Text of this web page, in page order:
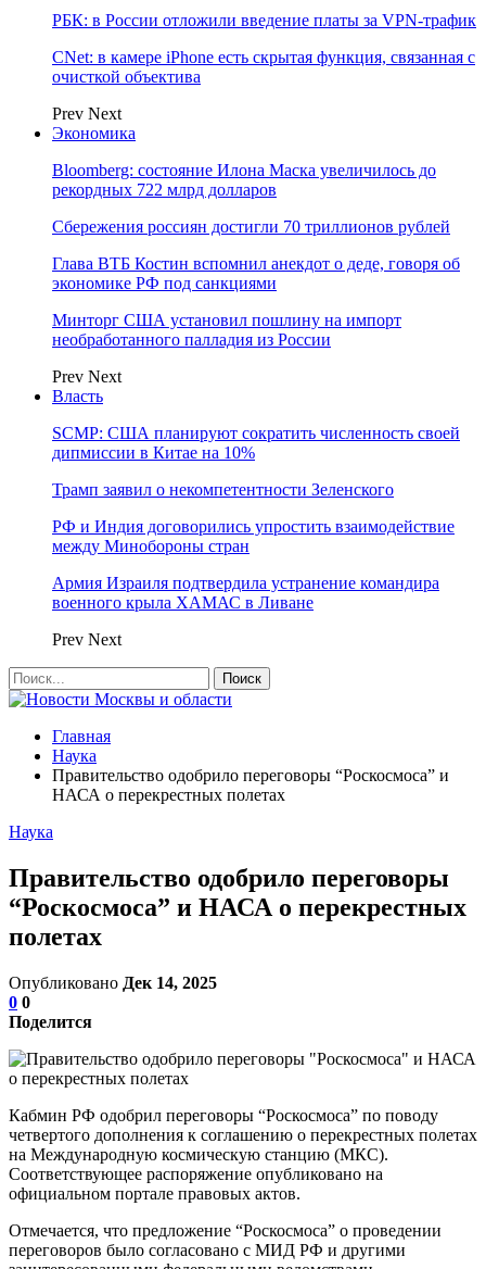
РБК: в России отложили введение платы за VPN-трафик
CNet: в камере iPhone есть скрытая функция, связанная с
очисткой объектива
Prev Next
Экономика
Bloomberg: состояние Илона Маска увеличилось до
рекордных 722 млрд долларов
Сбережения россиян достигли 70 триллионов рублей
Глава ВТБ Костин вспомнил анекдот о деде, говоря об
экономике РФ под санкциями
Минторг США установил пошлину на импорт
необработанного палладия из России
Prev Next
Власть
SCMP: США планируют сократить численность своей
дипмиссии в Китае на 10%
Трамп заявил о некомпетентности Зеленского
РФ и Индия договорились упростить взаимодействие
между Минобороны стран
Армия Израиля подтвердила устранение командира
военного крыла ХАМАС в Ливане
Prev Next
Главная
Наука
Правительство одобрило переговоры “Роскосмоса” и
НАСА о перекрестных полетах
Наука
Правительство одобрило переговоры
“Роскосмоса” и НАСА о перекрестных
полетах
Опубликовано Дек 14, 2025
0 0
Поделится
Кабмин РФ одобрил переговоры “Роскосмоса” по поводу
четвертого дополнения к соглашению о перекрестных полетах
на Международную космическую станцию (МКС).
Соответствующее распоряжение опубликовано на
официальном портале правовых актов.
Отмечается, что предложение “Роскосмоса” о проведении
переговоров было согласовано с МИД РФ и другими